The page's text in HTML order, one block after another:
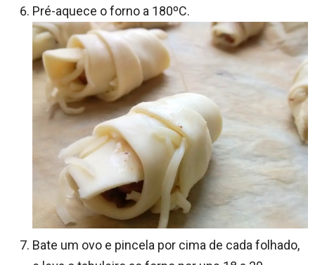
Pré-aquece o forno a 180ºC.
Bate um ovo e pincela por cima de cada folhado,